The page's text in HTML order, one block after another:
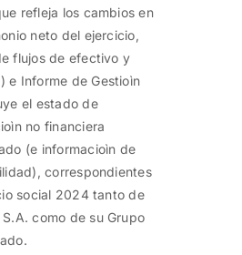
refleja los cambios en
neto del ejercicio,
flujos de efectivo y
e Informe de Gestioìn
el estado de
no financiera
(e informacioìn de
correspondientes
social 2024 tanto de
S.A. como de su Grupo